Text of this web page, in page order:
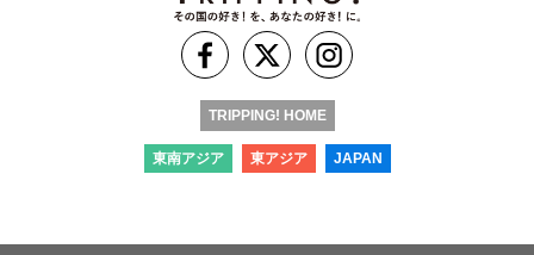
TRIPPING! HOME
東南アジア 東アジア JAPAN